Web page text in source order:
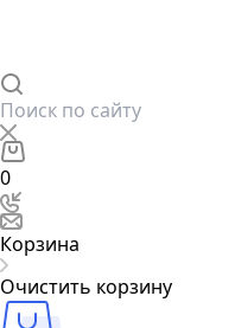
0
Корзина
Очистить корзину